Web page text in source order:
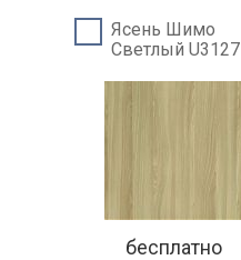
Ясень Шимо
Светлый U3127
бесплатно